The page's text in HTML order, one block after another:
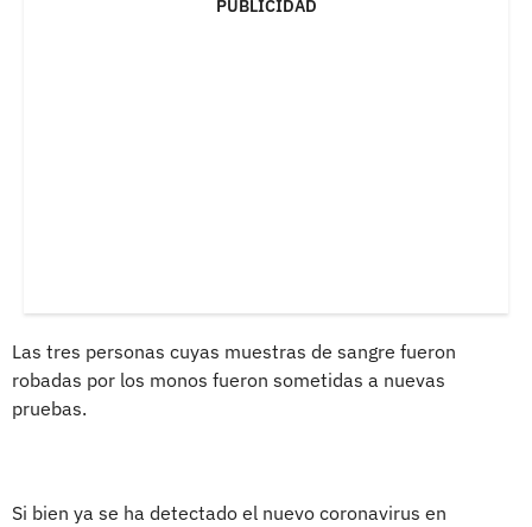
PUBLICIDAD
Las tres personas cuyas muestras de sangre fueron
robadas por los monos fueron sometidas a nuevas
pruebas.
Si bien ya se ha detectado el nuevo coronavirus en